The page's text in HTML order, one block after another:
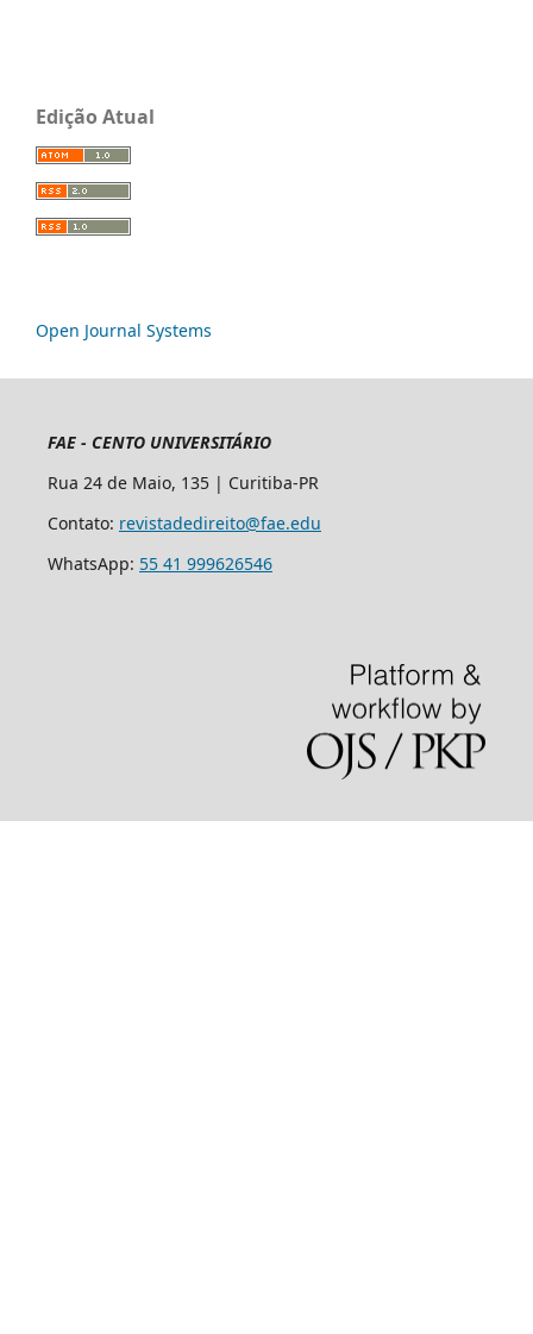
Edição Atual
Open Journal Systems
FAE - CENTO UNIVERSITÁRIO
Rua 24 de Maio, 135 | Curitiba-PR
Contato: revistadedireito@fae.edu
WhatsApp: 55 41 999626546